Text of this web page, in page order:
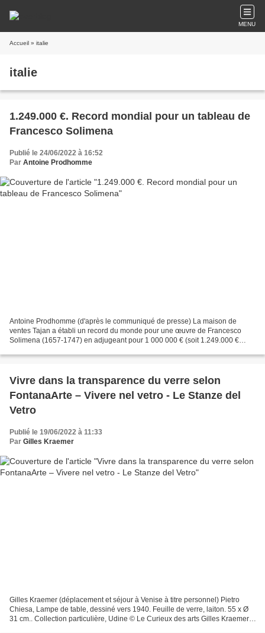
MENU
Accueil » italie
italie
1.249.000 €. Record mondial pour un tableau de
Francesco Solimena
Publié le 24/06/2022 à 16:52
Par Antoine Prodhomme
Antoine Prodhomme (d'après le communiqué de presse) La maison de
ventes Tajan a établi un record du monde pour une œuvre de Francesco
Solimena (1657-1747) en adjugeant pour 1 000 000 € (soit 1.249.000 €
​​​​​​​Vivre dans la transparence du verre selon
FontanaArte – Vivere nel vetro - Le Stanze del
Vetro
Publié le 19/06/2022 à 11:33
Par Gilles Kraemer
Gilles Kraemer (déplacement et séjour à Venise à titre personnel) Pietro
Chiesa, Lampe de table, dessiné vers 1940. Feuille de verre, laiton. 55 x Ø
31 cm.. Collection particulière, Udine © Le Curieux des arts Gilles Kraemer,